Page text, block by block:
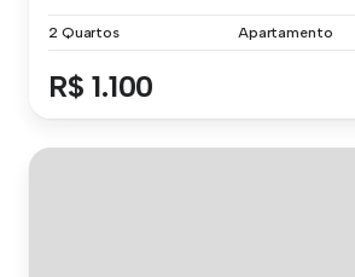
2 Quartos Apartamento
R$ 1.100